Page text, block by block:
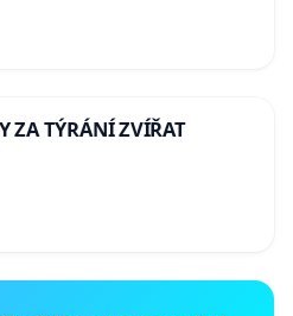
ZA TÝRÁNÍ ZVÍŘAT